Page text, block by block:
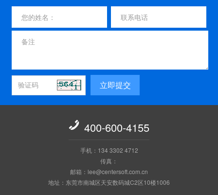
立即提交
 400-600-4155
手机：134 3302 4712
传真：
邮箱：lee@centersoft.com.cn
地址：东莞市南城区天安数码城C2区10楼1006